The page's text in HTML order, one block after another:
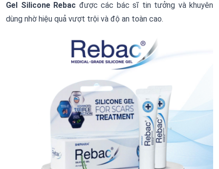
Gel Silicone Rebac được các bác sĩ tin tưởng và khuyên
dùng nhờ hiệu quả vượt trội và độ an toàn cao.